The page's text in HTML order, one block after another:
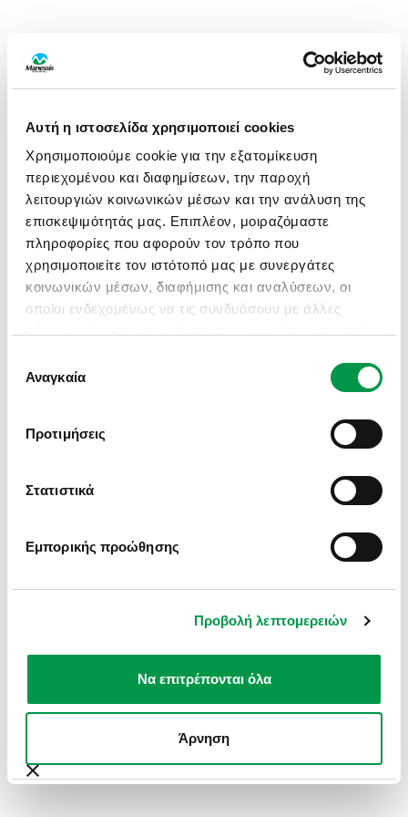
Αυτή η ιστοσελίδα χρησιμοποιεί cookies
Χρησιμοποιούμε cookie για την εξατομίκευση
περιεχομένου και διαφημίσεων, την παροχή
λειτουργιών κοινωνικών μέσων και την ανάλυση της
επισκεψιμότητάς μας. Επιπλέον, μοιραζόμαστε
πληροφορίες που αφορούν τον τρόπο που
χρησιμοποιείτε τον ιστότοπό μας με συνεργάτες
κοινωνικών μέσων, διαφήμισης και αναλύσεων, οι
οποίοι ενδεχομένως να τις συνδυάσουν με άλλες
χρήση των υπηρεσιών τους.
συγκατάθεσης
Αναγκαία
Προτιμήσεις
Στατιστικά
Εμπορικής προώθησης
Προβολή λεπτομερειών
Να επιτρέπονται όλα
Άρνηση
APPLICATION ERROR: A CLIENT-SIDE EXCEPTION HAS